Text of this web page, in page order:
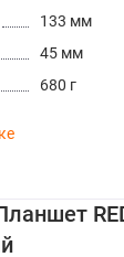
133 мм
45 мм
680 г